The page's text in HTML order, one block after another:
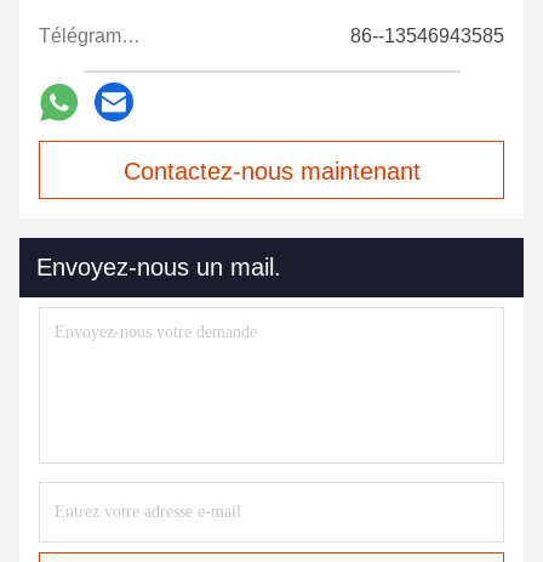
Télégramme: 86--13546943585
Contactez-nous maintenant
Envoyez-nous un mail.